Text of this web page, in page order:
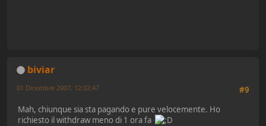
biviar
#9
01 Dicembre 2007, 12:02:47
Mah, chiunque sia sta pagando e pure velocemente. Ho
richiesto il withdraw meno di 1 ora fa